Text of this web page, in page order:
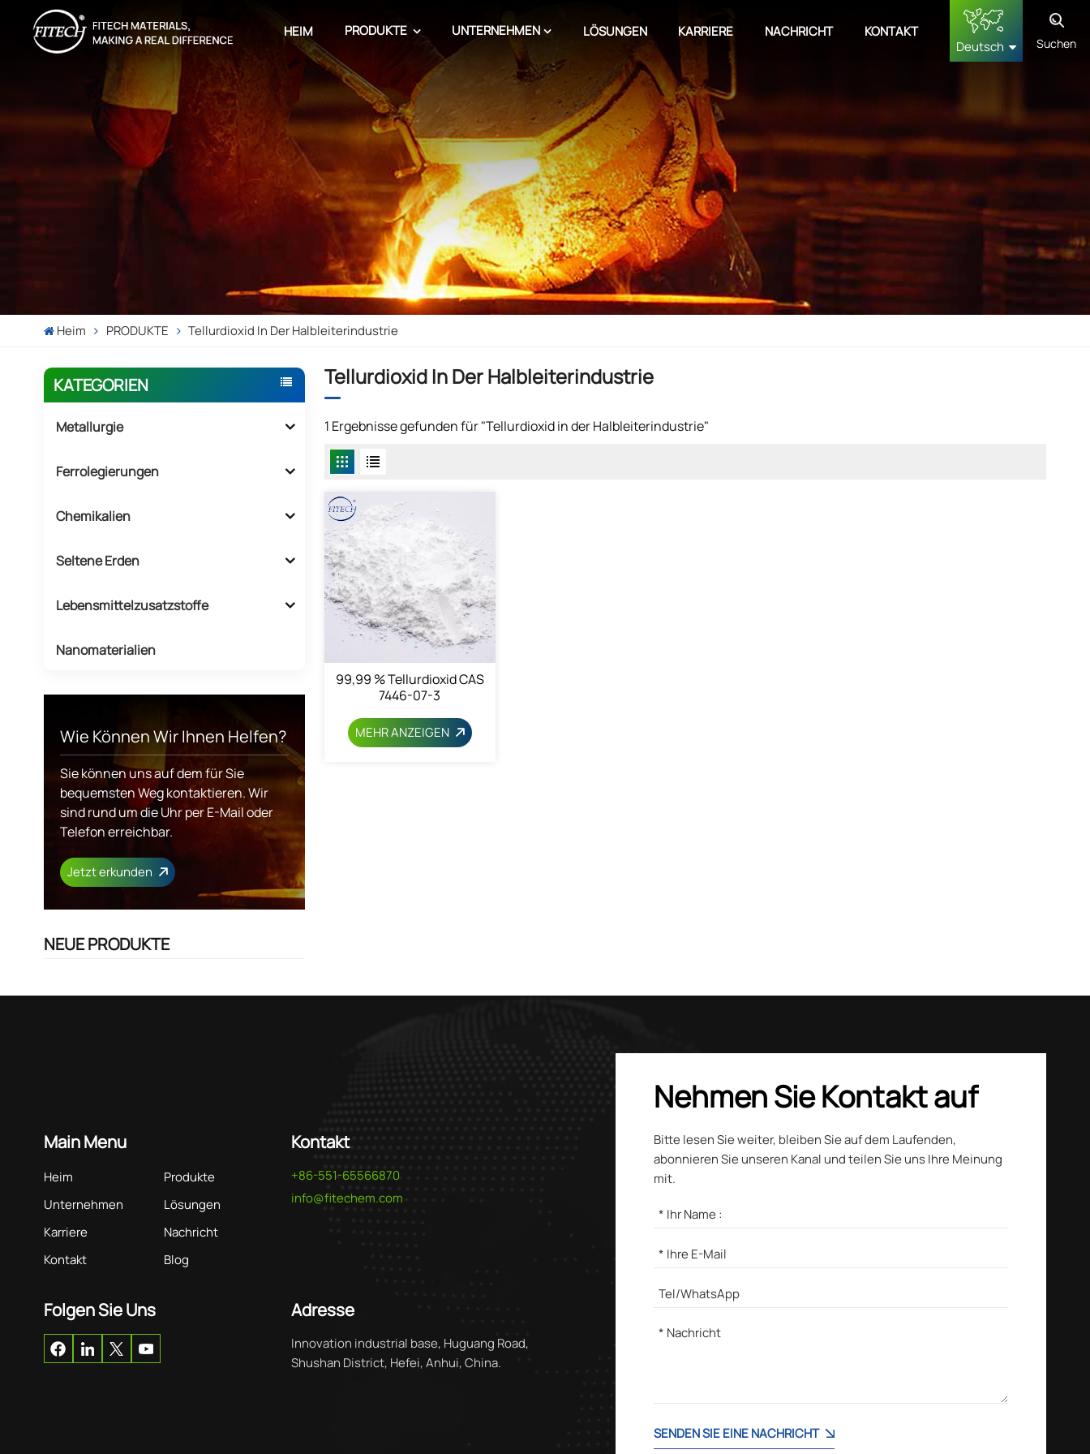
HEIM PRODUKTE UNTERNEHMEN LÖSUNGEN KARRIERE NACHRICHT
KONTAKT
Deutsch
français
Deutsch
русский
Suchen
Heim PRODUKTE Tellurdioxid In Der Halbleiterindustrie
KATEGORIEN
Metallurgie
Ferrolegierungen
Chemikalien
Seltene Erden
Lebensmittelzusatzstoffe
Nanomaterialien
Wie Können Wir Ihnen Helfen?
Sie können uns auf dem für Sie
bequemsten Weg kontaktieren. Wir
sind rund um die Uhr per E-Mail oder
Telefon erreichbar.
Jetzt erkunden
NEUE PRODUKTE
Tellurdioxid In Der Halbleiterindustrie
1 Ergebnisse gefunden für "Tellurdioxid in der Halbleiterindustrie"
99,99 % Tellurdioxid CAS
7446-07-3
MEHR ANZEIGEN
Main Menu
Heim
Produkte
Unternehmen
Lösungen
Karriere
Nachricht
Kontakt
Blog
Kontakt
+86-551-65566870
info@fitechem.com
Folgen Sie Uns Adresse
Innovation industrial base, Huguang Road,
Shushan District, Hefei, Anhui, China.
Nehmen Sie Kontakt auf
Bitte lesen Sie weiter, bleiben Sie auf dem Laufenden,
abonnieren Sie unseren Kanal und teilen Sie uns Ihre Meinung
mit.
SENDEN SIE EINE NACHRICHT